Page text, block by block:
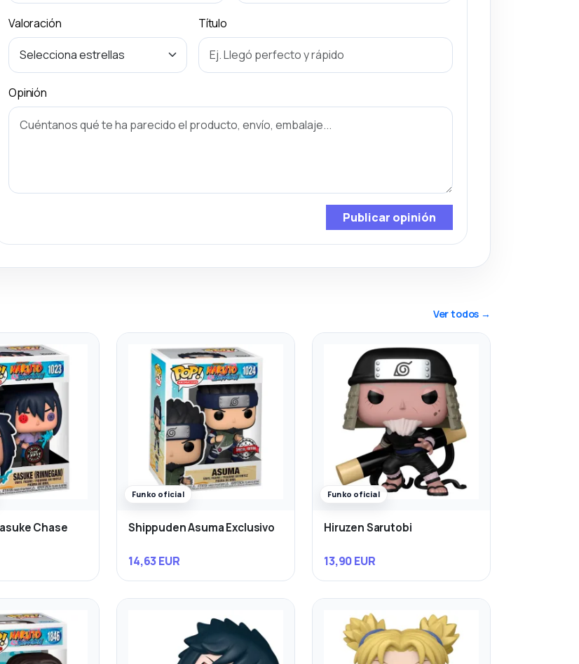
Valoración Título
Opinión
Publicar opinión
Ver todos →
Chase
Funko oficial
Shippuden Asuma Exclusivo
14,63 EUR
Funko oficial
Hiruzen Sarutobi
13,90 EUR